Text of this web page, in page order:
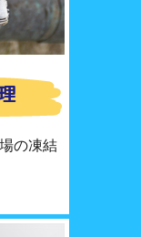
の凍結